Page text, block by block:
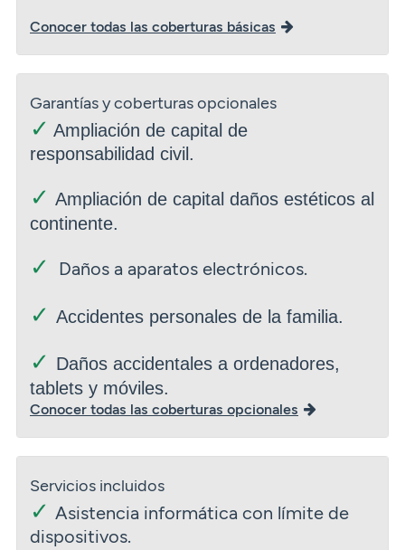
Conocer todas las coberturas básicas
Garantías y coberturas opcionales
✓ Ampliación de capital de
responsabilidad civil.
✓ Ampliación de capital daños estéticos al
continente.
✓ Daños a aparatos electrónicos.
✓ Accidentes personales de la familia.
✓ Daños accidentales a ordenadores,
tablets y móviles.
Conocer todas las coberturas opcionales
Servicios incluidos
✓ Asistencia informática con límite de
dispositivos.